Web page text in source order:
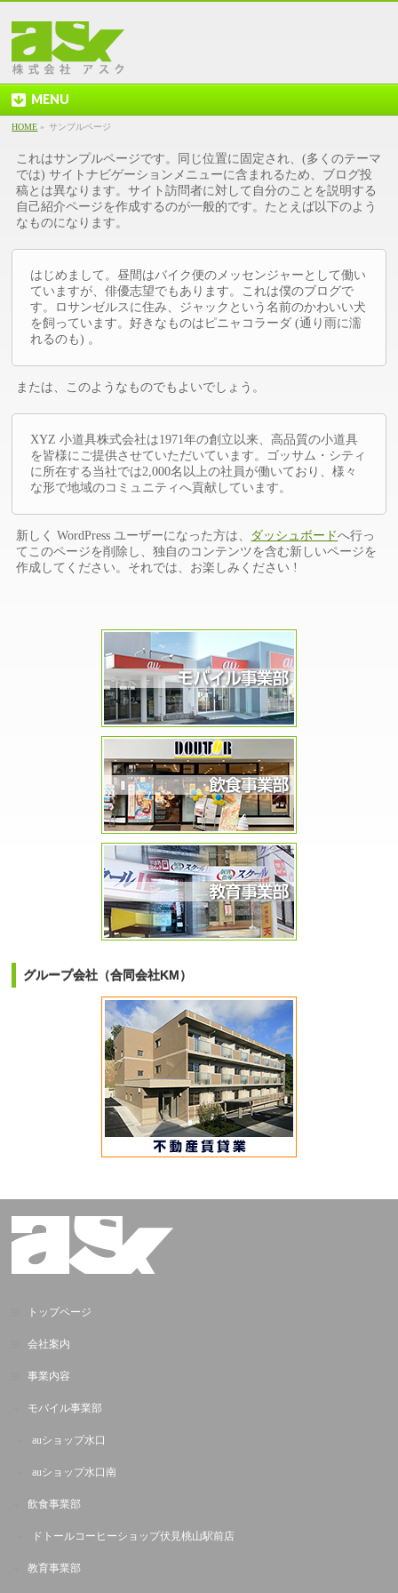
MENU
HOME » サンプルページ
これはサンプルページです。同じ位置に固定され、(多くのテーマ
では) サイトナビゲーションメニューに含まれるため、ブログ投
稿とは異なります。サイト訪問者に対して自分のことを説明する
自己紹介ページを作成するのが一般的です。たとえば以下のよう
なものになります。
はじめまして。昼間はバイク便のメッセンジャーとして働い
ていますが、俳優志望でもあります。これは僕のブログで
す。ロサンゼルスに住み、ジャックという名前のかわいい犬
を飼っています。好きなものはピニャコラーダ (通り雨に濡
れるのも) 。
または、このようなものでもよいでしょう。
XYZ 小道具株式会社は1971年の創立以来、高品質の小道具
を皆様にご提供させていただいています。ゴッサム・シティ
に所在する当社では2,000名以上の社員が働いており、様々
な形で地域のコミュニティへ貢献しています。
新しく WordPress ユーザーになった方は、 ダッシュボードへ行っ
てこのページを削除し、独自のコンテンツを含む新しいページを
作成してください。それでは、お楽しみください !
グループ会社（合同会社KM）
トップページ
会社案内
事業内容
モバイル事業部
auショップ水口
auショップ水口南
飲食事業部
ドトールコーヒーショップ伏見桃山駅前店
教育事業部